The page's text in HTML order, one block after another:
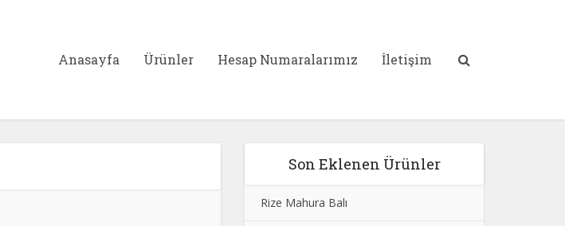
Anasayfa Ürünler Hesap Numaralarımız İletişim
Son Eklenen Ürünler
Rize Mahura Balı